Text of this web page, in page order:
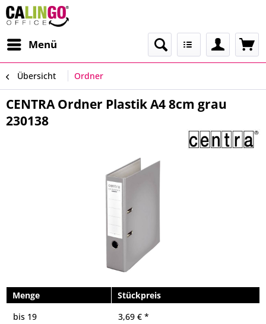
Menü
Übersicht Ordner
CENTRA Ordner Plastik A4 8cm grau
230138
Menge
Stückpreis
bis 19 3,69 € *